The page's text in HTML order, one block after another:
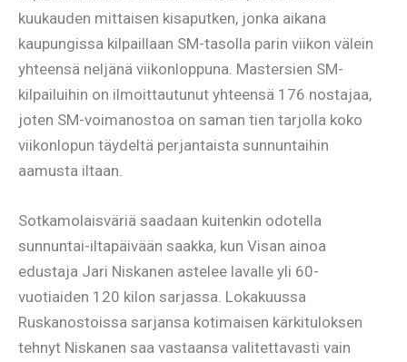
kuukauden mittaisen kisaputken, jonka aikana
kaupungissa kilpaillaan SM-tasolla parin viikon välein
yhteensä neljänä viikonloppuna. Mastersien SM-
kilpailuihin on ilmoittautunut yhteensä 176 nostajaa,
joten SM-voimanostoa on saman tien tarjolla koko
viikonlopun täydeltä perjantaista sunnuntaihin
aamusta iltaan.
Sotkamolaisväriä saadaan kuitenkin odotella
sunnuntai-iltapäivään saakka, kun Visan ainoa
edustaja Jari Niskanen astelee lavalle yli 60-
vuotiaiden 120 kilon sarjassa. Lokakuussa
Ruskanostoissa sarjansa kotimaisen kärkituloksen
tehnyt Niskanen saa vastaansa valitettavasti vain